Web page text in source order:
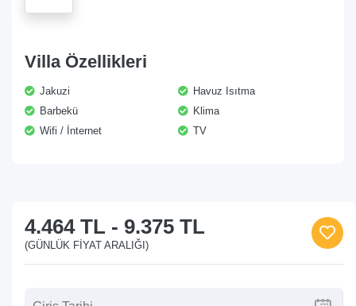
Villa Özellikleri
Jakuzi
Havuz Isıtma
Barbekü
Klima
Wifi / İnternet
TV
4.464 TL - 9.375 TL
(GÜNLÜK FIYAT ARALIĞI)